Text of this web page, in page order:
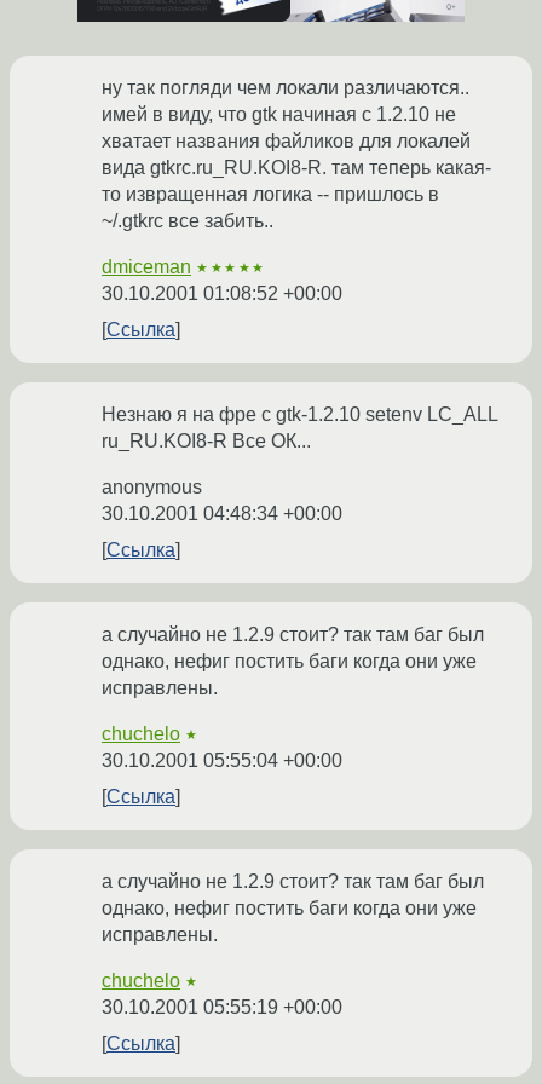
ну так погляди чем локали различаются..
имей в виду, что gtk начиная с 1.2.10 не
хватает названия файликов для локалей
вида gtkrc.ru_RU.KOI8-R. там теперь какая-
то извращенная логика -- пришлось в
~/.gtkrc все забить..
dmiceman ★★★★★
30.10.2001 01:08:52 +00:00
Ссылка
Незнаю я на фре с gtk-1.2.10 setenv LC_ALL
ru_RU.KOI8-R Все ОК...
anonymous
30.10.2001 04:48:34 +00:00
Ссылка
а случайно не 1.2.9 стоит? так там баг был
однако, нефиг постить баги когда они уже
исправлены.
chuchelo ★
30.10.2001 05:55:04 +00:00
Ссылка
а случайно не 1.2.9 стоит? так там баг был
однако, нефиг постить баги когда они уже
исправлены.
chuchelo ★
30.10.2001 05:55:19 +00:00
Ссылка